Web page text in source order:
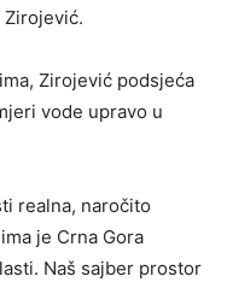
Zirojević.
Zirojević podsjeća
vode upravo u
realna, naročito
je Crna Gora
Naš sajber prostor